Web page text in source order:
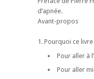
d’apnée.
Avant-propos
1. Pourquoi ce livre
Pour aller à
Pour aller